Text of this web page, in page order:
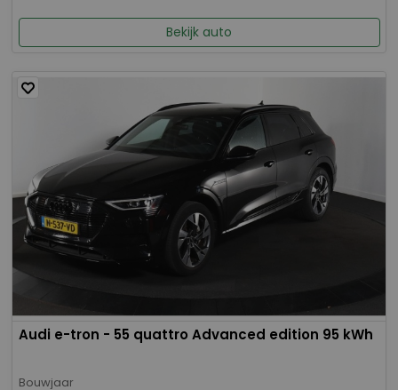
Bekijk auto
Audi e-tron - 55 quattro Advanced edition 95 kWh
Bouwjaar